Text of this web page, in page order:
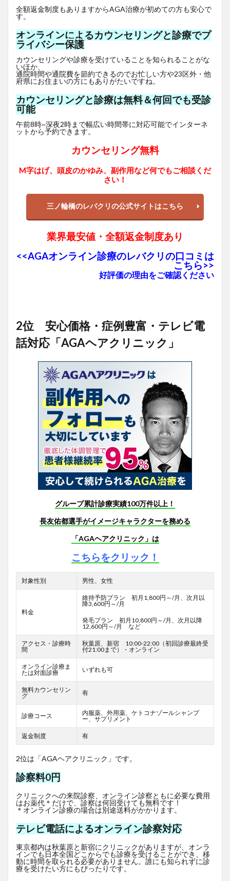
全額返金制度もありますからAGA治療が初めての方も安心で
す。
オンラインによるカウンセリングと診療でプ
ライバシー保護
カウンセリングや診療を受けていることを知られることがな
いほか、
通院時間や通院費を節約できるのでお忙しい方や23区外・他
府県にお住まいの方にもありがたいですね。
カウンセリングと診療は無料＆何回でも受診
可能
午前8時~深夜2時まで幅広い時間帯に対応可能でインターネ
ットから予約できます。
カウンセリング無料
M字はげ、頭皮のかゆみ、副作用など何でもご相談くだ
さい！
三ノ輪橋のレバクリの公式サイトはこちら
業界最安値・全額返金制度あり
<<AGAオンライン診療のレバクリの口コミは
こちら>>
好評価の理由をご確認ください
2位 安心価格・症例豊富・テレビ電
話対応「AGAヘアクリニック」
グループ累計診療実績100万件以上！
長友佑都選手がイメージキャラクターを務める
「AGAヘアクリニック」は
こちらをクリック！
対象性別 男性、女性
料金
維持予防プラン 初月1,800円～/月、次月以
降3,600円～/月
発毛プラン 初月10,800円～/月、次月以降
12,600円～/月 など
アクセス・診療時
間
秋葉原、新宿 10:00-22:00（初回診療最終受
付21:00まで）・オンライン
オンライン診療ま
たは対面診療
いずれも可
無料カウンセリン
グ
有
診療コース
内服薬、外用薬、ケトコナゾールシャンプ
ー、サプリメント
返金制度 有
2位は「AGAヘアクリニック」です。
診察料0円
クリニックへの来院診察、オンライン診察ともに必要な費用
はお薬代＊だけで、診察は何回受けても無料です！
＊オンライン診療の場合は別途送料がかかります。
テレビ電話によるオンライン診察対応
東京都内は秋葉原と新宿にクリニックがありますが、オンラ
インでも日本全国どこからでも診療を受けることができ、移
動に時間を取られる必要がありません。誰にも知られずに診
療を受けたい方にもぴったりです。